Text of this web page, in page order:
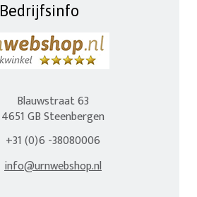
Bedrijfsinfo
Blauwstraat 63
4651 GB Steenbergen
+31 (0)6 -38080006
info@urnwebshop.nl